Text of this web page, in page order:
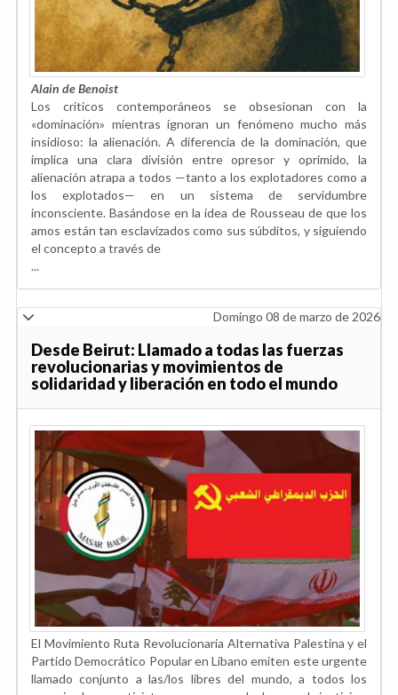
Alain de Benoist
Los críticos contemporáneos se obsesionan con la
«dominación» mientras ignoran un fenómeno mucho más
insidioso: la alienación. A diferencia de la dominación, que
implica una clara división entre opresor y oprimido, la
alienación atrapa a todos —tanto a los explotadores como a
los explotados— en un sistema de servidumbre
inconsciente. Basándose en la idea de Rousseau de que los
amos están tan esclavizados como sus súbditos, y siguiendo
el concepto a través de
...
Domingo 08 de marzo de 2026
Desde Beirut: Llamado a todas las fuerzas
revolucionarias y movimientos de
solidaridad y liberación en todo el mundo
El Movimiento Ruta Revolucionaria Alternativa Palestina y el
Partido Democrático Popular en Líbano emiten este urgente
llamado conjunto a las/los libres del mundo, a todos los